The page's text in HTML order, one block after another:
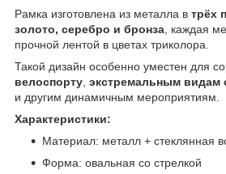
Рамка изготовлена из металла в трёх
золото, серебро и бронза , каждая
прочной лентой в цветах триколора.
Такой дизайн особенно уместен для
велоспорту экстремальным видам
и другим динамичным мероприятиям.
Характеристики:
Материал: металл + стеклянная
Форма: овальная со стрелкой